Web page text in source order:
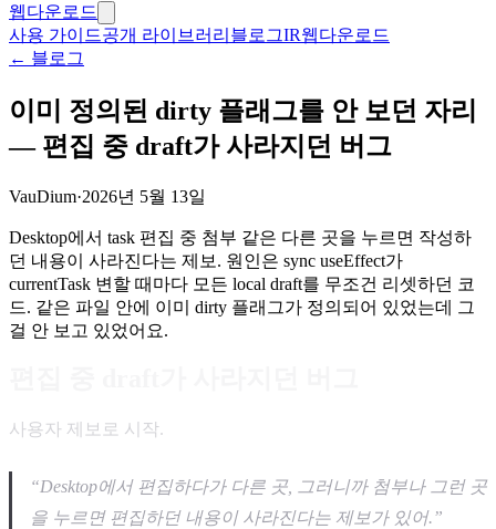
웹다운로드
사용 가이드공개 라이브러리 블로그IR웹다운로드
← 블로그
이미 정의된 dirty 플래그를 안 보던 자리
— 편집 중 draft가 사라지던 버그
VauDium·2026년 5월 13일
Desktop에서 task 편집 중 첨부 같은 다른 곳을 누르면 작성하
던 내용이 사라진다는 제보. 원인은 sync useEffect가
currentTask 변할 때마다 모든 local draft를 무조건 리셋하던 코
드. 같은 파일 안에 이미 dirty 플래그가 정의되어 있었는데 그
걸 안 보고 있었어요.
사용자 제보로 시작.
“Desktop에서 편집하다가 다른 곳, 그러니까 첨부나 그런 곳
을 누르면 편집하던 내용이 사라진다는 제보가 있어.”